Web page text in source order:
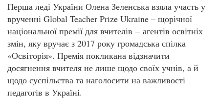
Перша леді України Олена Зеленська взяла участь у
врученні Global Teacher Prize Ukraine – щорічної
національної премії для вчителів – агентів освітніх
змін, яку вручає з 2017 року громадська спілка
«Освіторія». Премія покликана відзначити
досягнення вчителя не лише щодо своїх учнів, а й
щодо суспільства та наголосити на важливості
педагогів в Україні.